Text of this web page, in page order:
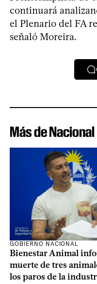
continuará
el Plenario del FA
señaló Moreira.
Más de Nacional
GOBIERNO NACIONAL
Bienestar Animal
muerte de tres
los paros de la